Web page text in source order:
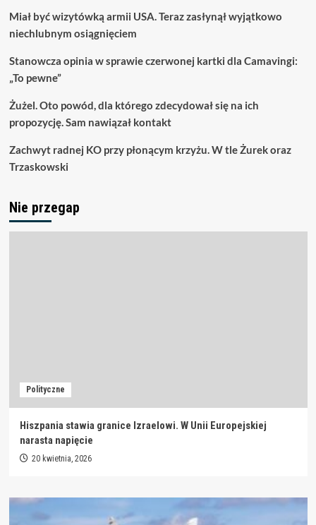
Miał być wizytówką armii USA. Teraz zasłynął wyjątkowo
niechlubnym osiągnięciem
Stanowcza opinia w sprawie czerwonej kartki dla Camavingi:
„To pewne”
Żużel. Oto powód, dla którego zdecydował się na ich
propozycję. Sam nawiązał kontakt
Zachwyt radnej KO przy płonącym krzyżu. W tle Żurek oraz
Trzaskowski
Nie przegap
Polityczne
Hiszpania stawia granice Izraelowi. W Unii Europejskiej
narasta napięcie
20 kwietnia, 2026